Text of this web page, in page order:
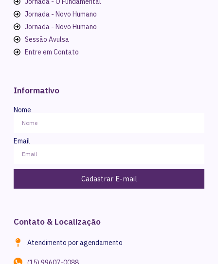
Jornada - Novo Humano
Jornada - Novo Humano
Sessão Avulsa
Entre em Contato
Informativo
Nome
Email
Cadastrar E-mail
Contato & Localização
Atendimento por agendamento